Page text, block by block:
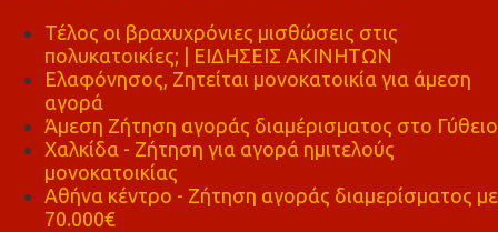
Τέλος οι βραχυχρόνιες μισθώσεις στις
πολυκατοικίες; | ΕΙΔΗΣΕΙΣ ΑΚΙΝΗΤΩΝ
Ελαφόνησος, Ζητείται μονοκατοικία για άμεση
αγορά
Άμεση Ζήτηση αγοράς διαμέρισματος στο Γύθειο
Χαλκίδα - Ζήτηση για αγορά ημιτελούς
μονοκατοικίας
Αθήνα κέντρο - Ζήτηση αγοράς διαμερίσματος με
70.000€